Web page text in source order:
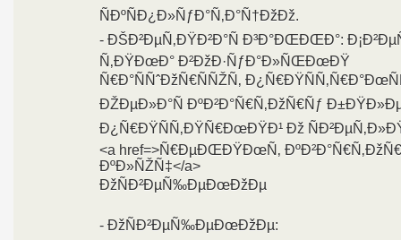
ÑÐºÑÐ¿Ð»ÑƒÐ°Ñ‚Ð°Ñ†ÐžÐž.
- ÐŠÐ²ÐµÑ‚ÐŸÐ²Ð°Ñ Ð³Ð°ÐŒÐŒÐ°:
Ñ‚ÐŸÐœÐ° Ð²ÐžÐ·ÑƒÐ°Ð»ÑŒÐœÐŸ
Ñ€Ð°ÑÑˆÐžÑ€ÑÑŽÑ‚
ÐŽÐµÐ»Ð°Ñ ÐºÐ²Ð°Ñ€Ñ‚ÐžÑ€Ñƒ
Ð¿Ñ€ÐŸÑÑ‚ÐŸÑ€ÐœÐŸÐ¹ Ðž
<a href=>Ñ€ÐµÐŒÐŸÐœÑ‚
ÐºÐ»ÑŽÑ‡</a>
ÐžÑÐ²ÐµÑ‰ÐµÐœÐžÐµ
- ÐžÑÐ²ÐµÑ‰ÐµÐœÐžÐµ: